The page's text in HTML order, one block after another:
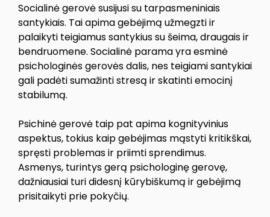
Socialinė gerovė susijusi su tarpasmeniniais
santykiais. Tai apima gebėjimą užmegzti ir
palaikyti teigiamus santykius su šeima, draugais ir
bendruomene. Socialinė parama yra esminė
psichologinės gerovės dalis, nes teigiami santykiai
gali padėti sumažinti stresą ir skatinti emocinį
stabilumą.
Psichinė gerovė taip pat apima kognityvinius
aspektus, tokius kaip gebėjimas mąstyti kritikškai,
spręsti problemas ir priimti sprendimus.
Asmenys, turintys gerą psichologinę gerovę,
dažniausiai turi didesnį kūrybiškumą ir gebėjimą
prisitaikyti prie pokyčių.